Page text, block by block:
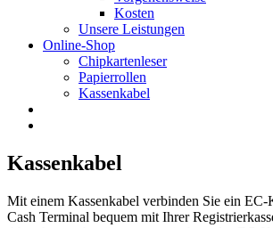
Kosten
Unsere Leistungen
Online-Shop
Chipkartenleser
Papierrollen
Kassenkabel
Kassenkabel
Mit einem Kassenkabel verbinden Sie ein
Cash Terminal bequem mit Ihrer